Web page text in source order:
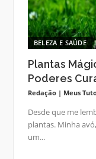
BELEZA E SAÚDE
Plantas
Poderes
Redação | Meus
Desde que me
plantas. Minha
um...